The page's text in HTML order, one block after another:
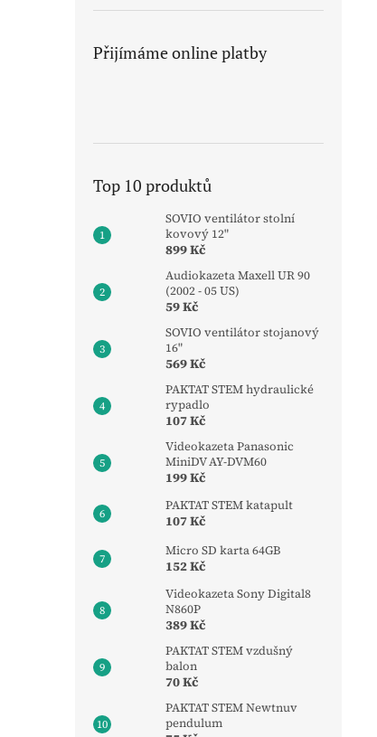
Přijímáme online platby
Top 10 produktů
SOVIO ventilátor stolní
kovový 12"
899 Kč
Audiokazeta Maxell UR 90
(2002 - 05 US)
59 Kč
SOVIO ventilátor stojanový
16"
569 Kč
PAKTAT STEM hydraulické
rypadlo
107 Kč
Videokazeta Panasonic
MiniDV AY-DVM60
199 Kč
PAKTAT STEM katapult
107 Kč
Micro SD karta 64GB
152 Kč
Videokazeta Sony Digital8
N860P
389 Kč
PAKTAT STEM vzdušný
balon
70 Kč
PAKTAT STEM Newtnuv
pendulum